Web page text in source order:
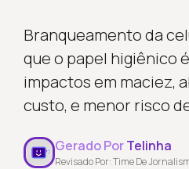
Branqueamento da
que o papel higiênico
impactos em maciez,
custo, e menor risco
Gerado PorTelinha
Revisado Por: Time De